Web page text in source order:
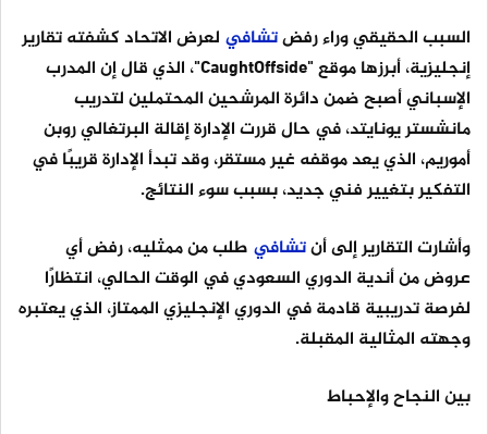
السبب الحقيقي وراء رفضتشافي لعرض الاتحاد كشفته تقارير
إنجليزية، أبرزها موقع "CaughtOffside"، الذي قال إن المدرب
الإسباني أصبح ضمن دائرة المرشحين المحتملين لتدريب
مانشستر يونايتد، في حال قررت الإدارة إقالة البرتغالي روبن
أموريم، الذي يعد موقفه غير مستقر، وقد تبدأ الإدارة قريبًا في
التفكير بتغيير فني جديد، بسبب سوء النتائج.
وأشارت التقارير إلى أنتشافي طلب من ممثليه، رفض أي
عروض من أندية الدوري السعودي في الوقت الحالي، انتظارًا
لفرصة تدريبية قادمة في الدوري الإنجليزي الممتاز، الذي يعتبره
وجهته المثالية المقبلة.
بين النجاح والإحباط